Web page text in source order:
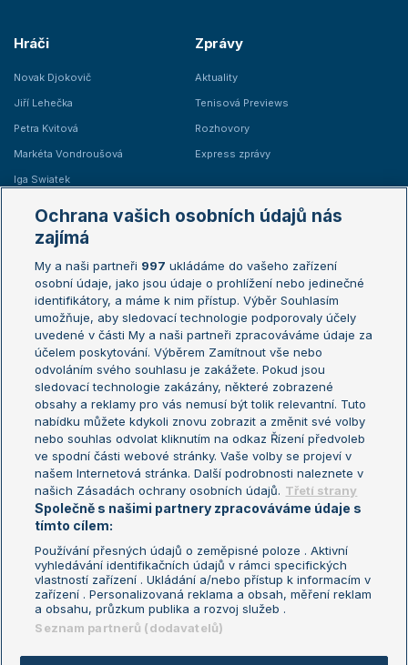
Hráči
Novak Djokovič
Jiří Lehečka
Petra Kvitová
Markéta Vondroušová
Iga Swiatek
Zprávy
Aktuality
Tenisová Previews
Rozhovory
Express zprávy
Žebříčky
Žebříček ATP (muži)
Žebříček WTA (ženy)
Sázkařský žebříček
Australian Open
French Open
Wimbledon
US Open
Turnaj mistrů
Turnaj mistryň
Aktualní trendy
Fotbalové přestupy
Livesport Daily
LS Prague Open
Podmínky užití
Nastavení soukromí
GDPR a žurnalistika
Reklama
Kontakt
Informace o zpracování osobních
údajů
Ochrana vašich osobních údajů nás
zajímá
My a naši partneři 997 ukládáme do vašeho zařízení
osobní údaje, jako jsou údaje o prohlížení nebo jedinečné
identifikátory, a máme k nim přístup. Výběr Souhlasím
umožňuje, aby sledovací technologie podporovaly účely
uvedené v části My a naši partneři zpracováváme údaje za
účelem poskytování. Výběrem Zamítnout vše nebo
odvoláním svého souhlasu je zakážete. Pokud jsou
sledovací technologie zakázány, některé zobrazené
obsahy a reklamy pro vás nemusí být tolik relevantní. Tuto
nabídku můžete kdykoli znovu zobrazit a změnit své volby
nebo souhlas odvolat kliknutím na odkaz Řízení předvoleb
ve spodní části webové stránky. Vaše volby se projeví v
našem Internetová stránka. Další podrobnosti naleznete v
našich Zásadách ochrany osobních údajů. Třetí strany
Společně s našimi partnery zpracováváme údaje s
tímto cílem:
Používání přesných údajů o zeměpisné poloze . Aktivní
vyhledávání identifikačních údajů v rámci specifických
vlastností zařízení . Ukládání a/nebo přístup k informacím v
zařízení . Personalizovaná reklama a obsah, měření reklam
a obsahu, průzkum publika a rozvoj služeb .
Seznam partnerů (dodavatelů)